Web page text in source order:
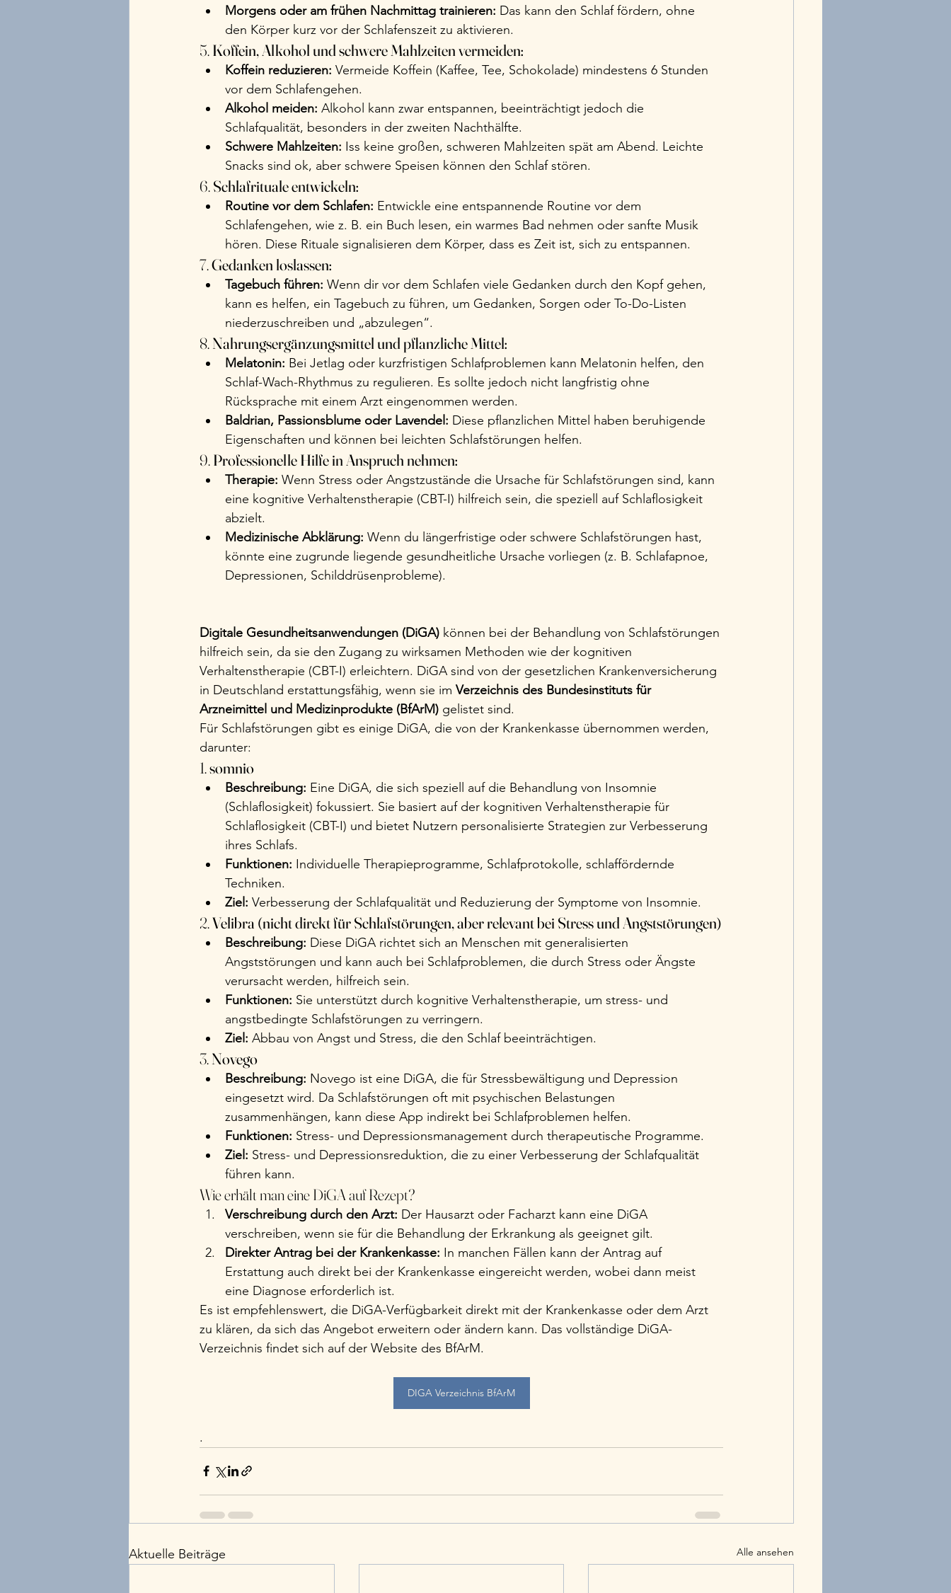
Morgens oder am frühen Nachmittag trainieren: Das kann den Schlaf fördern, ohne
den Körper kurz vor der Schlafenszeit zu aktivieren.
5. Koffein, Alkohol und schwere Mahlzeiten vermeiden:
Koffein reduzieren: Vermeide Koffein (Kaffee, Tee, Schokolade) mindestens 6 Stunden
vor dem Schlafengehen.
Alkohol meiden: Alkohol kann zwar entspannen, beeinträchtigt jedoch die
Schlafqualität, besonders in der zweiten Nachthälfte.
Schwere Mahlzeiten: Iss keine großen, schweren Mahlzeiten spät am Abend. Leichte
Snacks sind ok, aber schwere Speisen können den Schlaf stören.
6. Schlafrituale entwickeln:
Routine vor dem Schlafen: Entwickle eine entspannende Routine vor dem
Schlafengehen, wie z. B. ein Buch lesen, ein warmes Bad nehmen oder sanfte Musik
hören. Diese Rituale signalisieren dem Körper, dass es Zeit ist, sich zu entspannen.
7. Gedanken loslassen:
Tagebuch führen: Wenn dir vor dem Schlafen viele Gedanken durch den Kopf gehen,
kann es helfen, ein Tagebuch zu führen, um Gedanken, Sorgen oder To-Do-Listen
niederzuschreiben und „abzulegen“.
8. Nahrungsergänzungsmittel und pflanzliche Mittel:
Melatonin: Bei Jetlag oder kurzfristigen Schlafproblemen kann Melatonin helfen, den
Schlaf-Wach-Rhythmus zu regulieren. Es sollte jedoch nicht langfristig ohne
Rücksprache mit einem Arzt eingenommen werden.
Baldrian, Passionsblume oder Lavendel: Diese pflanzlichen Mittel haben beruhigende
Eigenschaften und können bei leichten Schlafstörungen helfen.
9. Professionelle Hilfe in Anspruch nehmen:
Therapie: Wenn Stress oder Angstzustände die Ursache für Schlafstörungen sind, kann
eine kognitive Verhaltenstherapie (CBT-I) hilfreich sein, die speziell auf Schlaflosigkeit
abzielt.
Medizinische Abklärung: Wenn du längerfristige oder schwere Schlafstörungen hast,
könnte eine zugrunde liegende gesundheitliche Ursache vorliegen (z. B. Schlafapnoe,
Depressionen, Schilddrüsenprobleme).
Digitale Gesundheitsanwendungen (DiGA) können bei der Behandlung von Schlafstörungen
hilfreich sein, da sie den Zugang zu wirksamen Methoden wie der kognitiven
Verhaltenstherapie (CBT-I) erleichtern. DiGA sind von der gesetzlichen Krankenversicherung
in Deutschland erstattungsfähig, wenn sie im Verzeichnis des Bundesinstituts für
Arzneimittel und Medizinprodukte (BfArM) gelistet sind.
Für Schlafstörungen gibt es einige DiGA, die von der Krankenkasse übernommen werden,
darunter:
1. somnio
Beschreibung: Eine DiGA, die sich speziell auf die Behandlung von Insomnie
(Schlaflosigkeit) fokussiert. Sie basiert auf der kognitiven Verhaltenstherapie für
Schlaflosigkeit (CBT-I) und bietet Nutzern personalisierte Strategien zur Verbesserung
ihres Schlafs.
Funktionen: Individuelle Therapieprogramme, Schlafprotokolle, schlaffördernde
Techniken.
Ziel: Verbesserung der Schlafqualität und Reduzierung der Symptome von Insomnie.
2. Velibra (nicht direkt für Schlafstörungen, aber relevant bei Stress und Angststörungen)
Beschreibung: Diese DiGA richtet sich an Menschen mit generalisierten
Angststörungen und kann auch bei Schlafproblemen, die durch Stress oder Ängste
verursacht werden, hilfreich sein.
Funktionen: Sie unterstützt durch kognitive Verhaltenstherapie, um stress- und
angstbedingte Schlafstörungen zu verringern.
Ziel: Abbau von Angst und Stress, die den Schlaf beeinträchtigen.
3. Novego
Beschreibung: Novego ist eine DiGA, die für Stressbewältigung und Depression
eingesetzt wird. Da Schlafstörungen oft mit psychischen Belastungen
zusammenhängen, kann diese App indirekt bei Schlafproblemen helfen.
Funktionen: Stress- und Depressionsmanagement durch therapeutische Programme.
Ziel: Stress- und Depressionsreduktion, die zu einer Verbesserung der Schlafqualität
führen kann.
Wie erhält man eine DiGA auf Rezept?
Verschreibung durch den Arzt: Der Hausarzt oder Facharzt kann eine DiGA
verschreiben, wenn sie für die Behandlung der Erkrankung als geeignet gilt.
Direkter Antrag bei der Krankenkasse: In manchen Fällen kann der Antrag auf
Erstattung auch direkt bei der Krankenkasse eingereicht werden, wobei dann meist
eine Diagnose erforderlich ist.
Es ist empfehlenswert, die DiGA-Verfügbarkeit direkt mit der Krankenkasse oder dem Arzt
zu klären, da sich das Angebot erweitern oder ändern kann. Das vollständige DiGA-
Verzeichnis findet sich auf der Website des BfArM.
DIGA Verzeichnis BfArM
.
Aktuelle Beiträge Alle ansehen